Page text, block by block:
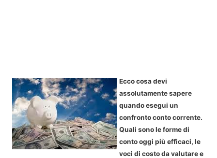
Ecco cosa devi
assolutamente sapere
quando esegui un
confronto conto corrente.
Quali sono le forme di
conto oggi più efficaci, le
voci di costo da valutare e